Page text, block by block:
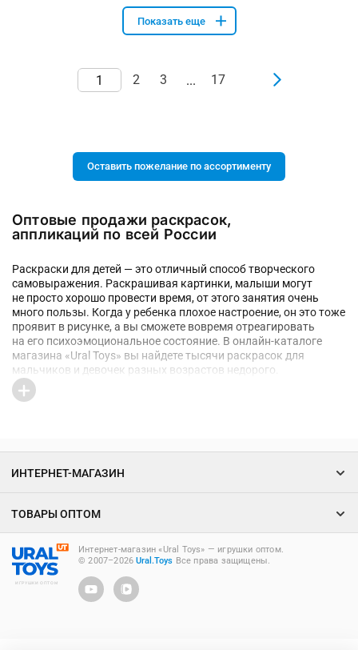
Показать еще
2 3 ... 17
Оставить пожелание по ассортименту
Оптовые продажи раскрасок,
аппликаций по всей России
Раскраски для детей — это отличный способ творческого
самовыражения. Раскрашивая картинки, малыши могут
не просто хорошо провести время, от этого занятия очень
много пользы. Когда у ребенка плохое настроение, он это тоже
проявит в рисунке, а вы сможете вовремя отреагировать
на его психоэмоциональное состояние. В онлайн-каталоге
магазина «Ural Toys» вы найдете тысячи раскрасок для
мальчиков и девочек разных возрастов недорого.
развлекательного и развивающего характера. Купить
можно всего в пару кликов. Чтобы изучить весь ассортимент,
вы найдете:
обычные тематические аппликации;
водные раскраски;
раскраски с любимыми персонажами;
фигурные мозаики;
вырезалки с одеждой для бумажных куколок и многое
ИГРУШКИ ОПТОМ
Интернет-магазин «Ural Toys» ― игрушки оптом.
© 2007–2026Ural.Toys Все права защищены.
ИНТЕРНЕТ-МАГАЗИН
ТОВАРЫ ОПТОМ